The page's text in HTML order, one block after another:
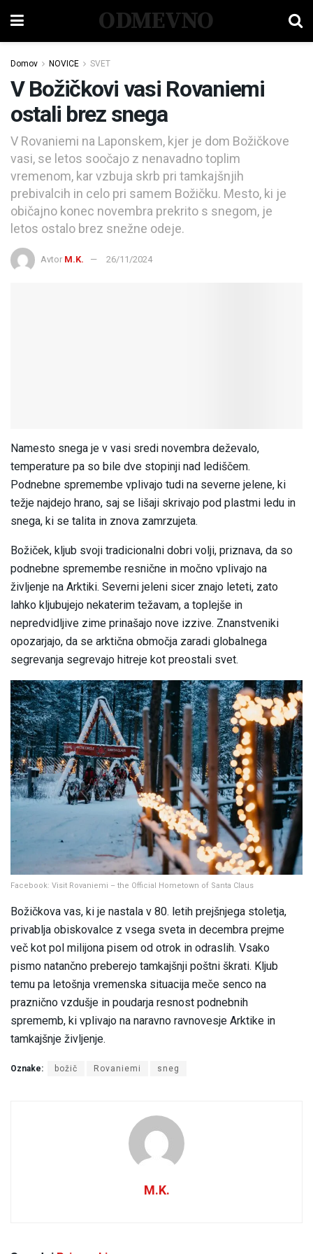
ODMEVNO
Domov NOVICE SVET
V Božičkovi vasi Rovaniemi
ostali brez snega
V Rovaniemi na Laponskem, kjer je dom Božičkove
vasi, se letos soočajo z nenavadno toplim
vremenom, kar vzbuja skrb pri tamkajšnjih
prebivalcih in celo pri samem Božičku. Mesto, ki je
običajno konec novembra prekrito s snegom, je
letos ostalo brez snežne odeje.
Avtor M.K. 26/11/2024
Namesto snega je v vasi sredi novembra deževalo,
temperature pa so bile dve stopinji nad lediščem.
Podnebne spremembe vplivajo tudi na severne jelene, ki
težje najdejo hrano, saj se lišaji skrivajo pod plastmi ledu in
snega, ki se talita in znova zamrzujeta.
Božiček, kljub svoji tradicionalni dobri volji, priznava, da so
podnebne spremembe resnične in močno vplivajo na
življenje na Arktiki. Severni jeleni sicer znajo leteti, zato
lahko kljubujejo nekaterim težavam, a toplejše in
nepredvidljive zime prinašajo nove izzive. Znanstveniki
opozarjajo, da se arktična območja zaradi globalnega
segrevanja segrevajo hitreje kot preostali svet.
Facebook: Visit Rovaniemi – the Official Hometown of Santa Claus
Božičkova vas, ki je nastala v 80. letih prejšnjega stoletja,
privablja obiskovalce z vsega sveta in decembra prejme
več kot pol milijona pisem od otrok in odraslih. Vsako
pismo natančno preberejo tamkajšnji poštni škrati. Kljub
temu pa letošnja vremenska situacija meče senco na
praznično vzdušje in poudarja resnost podnebnih
sprememb, ki vplivajo na naravno ravnovesje Arktike in
tamkajšnje življenje.
Oznake: božič Rovaniemi sneg
M.K.